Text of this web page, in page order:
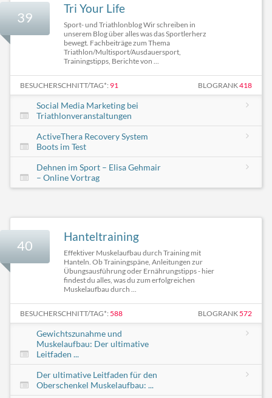
39
Tri Your Life
Sport- und Triathlonblog Wir schreiben in
unserem Blog über alles was das Sportlerherz
bewegt. Fachbeiträge zum Thema
Triathlon/Multisport/Ausdauersport,
Trainingstipps, Berichte von ...
BESUCHERSCHNITT/TAG*: 91 BLOGRANK418
Social Media Marketing bei
Triathlonveranstaltungen
ActiveThera Recovery System
Boots im Test
Dehnen im Sport – Elisa Gehmair
– Online Vortrag
40
Hanteltraining
Effektiver Muskelaufbau durch Training mit
Hanteln. Ob Trainingspäne, Anleitungen zur
Übungsausführung oder Ernährungstipps - hier
findest du alles, was du zum erfolgreichen
Muskelaufbau durch ...
BESUCHERSCHNITT/TAG*: 588 BLOGRANK 572
Gewichtszunahme und
Muskelaufbau: Der ultimative
Leitfaden ...
Der ultimative Leitfaden für den
Oberschenkel Muskelaufbau: ...